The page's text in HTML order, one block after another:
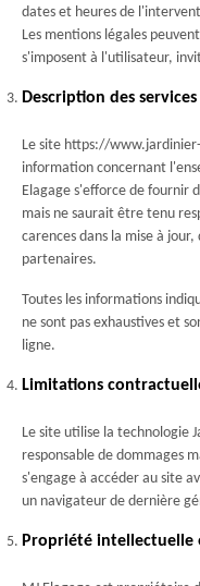
dates et heures de
Les mentions légales
s'imposent à l'utilisateur,
Description des
Le site https://
information concernant
Elagage s'efforce de fournir
mais ne saurait être tenu
carences dans la mise à
partenaires.
Toutes les informations
ne sont pas exhaustives et
ligne.
Limitations
Le site utilise la technologie
responsable de dommages
s'engage à accéder au site
un navigateur de dernière
Propriété intellectuelle